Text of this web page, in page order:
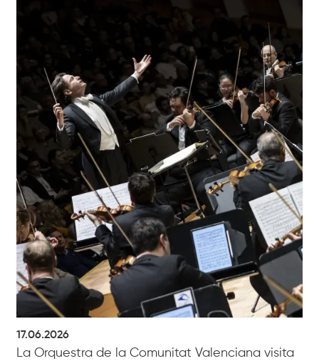
17.06.2026
La Orquestra de la Comunitat Valenciana visita